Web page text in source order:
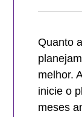
Quanto
melhor.
inicie o
meses